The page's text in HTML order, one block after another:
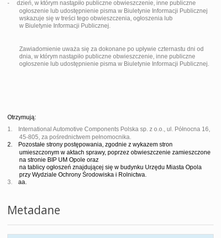
-
dzień, w którym nastąpiło publiczne obwieszczenie, inne publiczne
ogłoszenie lub udostępnienie pisma w Biuletynie Informacji Publicznej
wskazuje się w treści tego obwieszczenia, ogłoszenia lub
w Biuletynie Informacji Publicznej.
Zawiadomienie uważa się za dokonane po upływie czternastu dni od
dnia, w którym nastąpiło publiczne obwieszczenie, inne publiczne
ogłoszenie lub udostępnienie pisma w Biuletynie Informacji Publicznej.
Otrzymują:
1.
International Automotive Components Polska sp. z o.o., ul. Północna 16,
45-805, za pośrednictwem pełnomocnika.
2.
Pozostałe strony postępowania, zgodnie z wykazem stron
umieszczonym w aktach sprawy, poprzez obwieszczenie zamieszczone
na stronie BIP UM Opole oraz
na tablicy ogłoszeń znajdującej się w budynku Urzędu Miasta Opola
przy Wydziale Ochrony Środowiska i Rolnictwa.
3.
aa.
Metadane